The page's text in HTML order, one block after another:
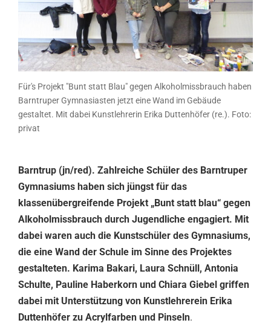
Für's Projekt "Bunt statt Blau" gegen Alkoholmissbrauch haben
Barntruper Gymnasiasten jetzt eine Wand im Gebäude
gestaltet. Mit dabei Kunstlehrerin Erika Duttenhöfer (re.). Foto:
privat
Barntrup (jn/red). Zahlreiche Schüler des Barntruper
Gymnasiums haben sich jüngst für das
klassenübergreifende Projekt „Bunt statt blau“ gegen
Alkoholmissbrauch durch Jugendliche engagiert. Mit
dabei waren auch die Kunstschüler des Gymnasiums,
die eine Wand der Schule im Sinne des Projektes
gestalteten. Karima Bakari, Laura Schnüll, Antonia
Schulte, Pauline Haberkorn und Chiara Giebel griffen
dabei mit Unterstützung von Kunstlehrerein Erika
Duttenhöfer zu Acrylfarben und Pinseln.